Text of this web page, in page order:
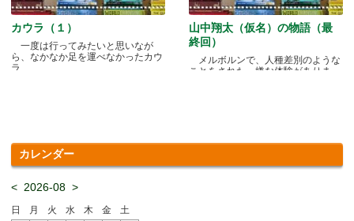
カウラ（１）
一度は行ってみたいと思いなが
ら、なかなか足を運べなかったカウ
ラ.....
山中翔太（仮名）の物語（最
終回）
メルボルンで、人種差別のような
ことをされた、嫌な体験がありま
カレンダー
< 2026-08 >
日 月 火 水 木 金
土